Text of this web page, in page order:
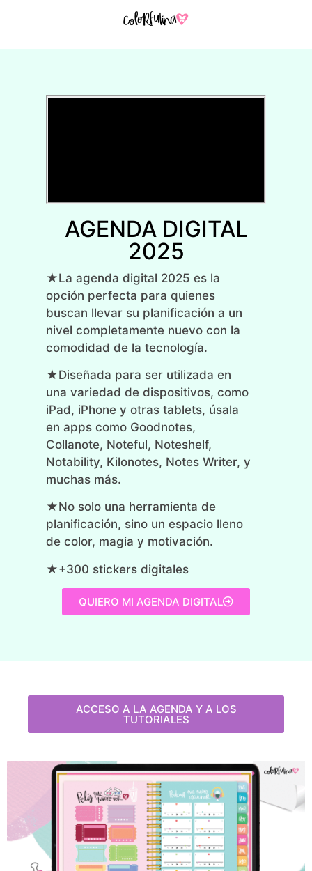
AGENDA DIGITAL
2025
★La agenda digital 2025 es la
opción perfecta para quienes
buscan llevar su planificación a un
nivel completamente nuevo con la
comodidad de la tecnología.
★Diseñada para ser utilizada en
una variedad de dispositivos, como
iPad, iPhone y otras tablets, úsala
en apps como Goodnotes,
Collanote, Noteful, Noteshelf,
Notability, Kilonotes, Notes Writer, y
muchas más.
★No solo una herramienta de
planificación, sino un espacio lleno
de color, magia y motivación.
★+300 stickers digitales
QUIERO MI AGENDA DIGITAL
ACCESO A LA AGENDA Y A LOS
TUTORIALES